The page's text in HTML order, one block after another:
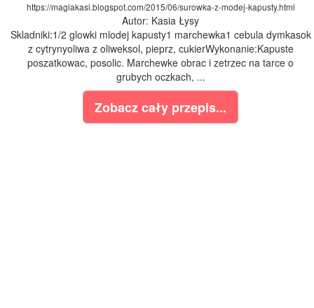
https://magiakasi.blogspot.com/2015/06/surowka-z-modej-kapusty.html
Autor: Kasia Łysy
Skladniki:1/2 glowki mlodej kapusty1 marchewka1 cebula dymkasok
z cytrynyoliwa z oliweksol, pieprz, cukierWykonanie:Kapuste
poszatkowac, posolic. Marchewke obrac i zetrzec na tarce o
grubych oczkach, ...
Zobacz cały przepis...